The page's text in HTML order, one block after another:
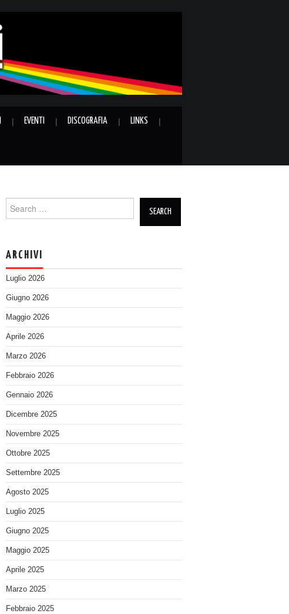
EVENTI DISCOGRAFIA LINKS
for:
ARCHIVI
Luglio 2026
Giugno 2026
Maggio 2026
Aprile 2026
Marzo 2026
Febbraio 2026
Gennaio 2026
Dicembre 2025
Novembre 2025
Ottobre 2025
Settembre 2025
Agosto 2025
Luglio 2025
Giugno 2025
Maggio 2025
Aprile 2025
Marzo 2025
Febbraio 2025